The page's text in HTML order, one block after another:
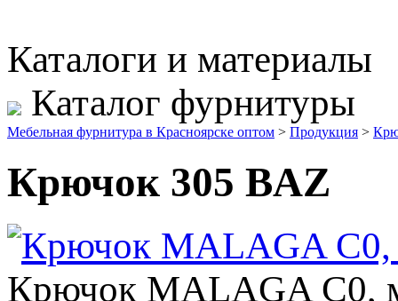
Каталоги и материалы
Каталог фурнитуры
Мебельная фурнитура в Красноярске оптом > Продукция >
Крючок 305 BAZ
Крючок MALAGA C0,